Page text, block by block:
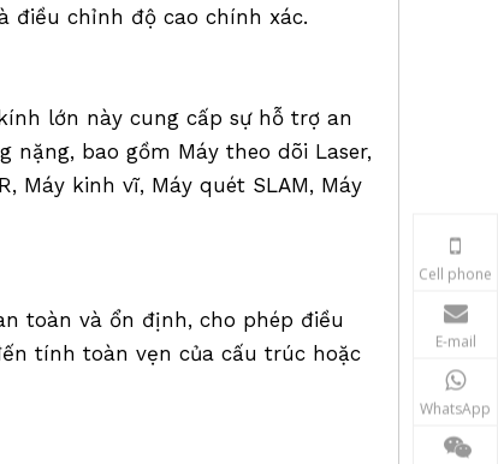
điều chỉnh độ cao chính xác.
lớn này cung cấp sự hỗ trợ an
bao gồm Máy theo dõi Laser,
Máy kinh vĩ, Máy quét SLAM, Máy
toàn và ổn định, cho phép điều
tính toàn vẹn của cấu trúc hoặc
Cell phone
E-mail
WhatsApp